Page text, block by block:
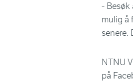
- Besøk
mulig å
senere.
NTNU
på